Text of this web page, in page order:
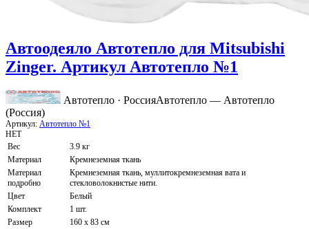
Автоодеяло Автотепло для Mitsubishi
Zinger. Артикул Автотепло №1
Автотепло · РоссияАвтотепло — Автотепло
(Россия)
Артикул: Автотепло №1
НЕТ
Вес
3.9 кг
Материал
Кремнеземная ткань
Материал
подробно
Кремнеземная ткань, муллитокремнеземная вата и
стекловолокнистые нити.
Цвет
Белый
Комплект
1 шт.
Размер
160 x 83 см